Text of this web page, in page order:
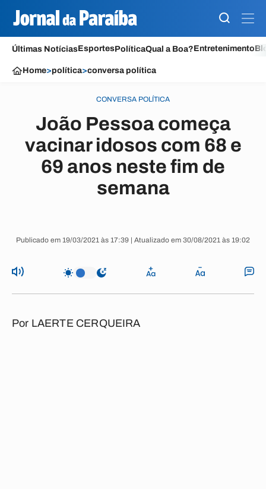
Últimas NotíciasEsportesPolíticaQual a Boa?Entretenimento
Home>política>conversa política
CONVERSA POLÍTICA
João Pessoa começa
vacinar idosos com 68 e
69 anos neste fim de
semana
Publicado em 19/03/2021 às 17:39 | Atualizado em 30/08/2021 às 19:02
Por LAERTE CERQUEIRA